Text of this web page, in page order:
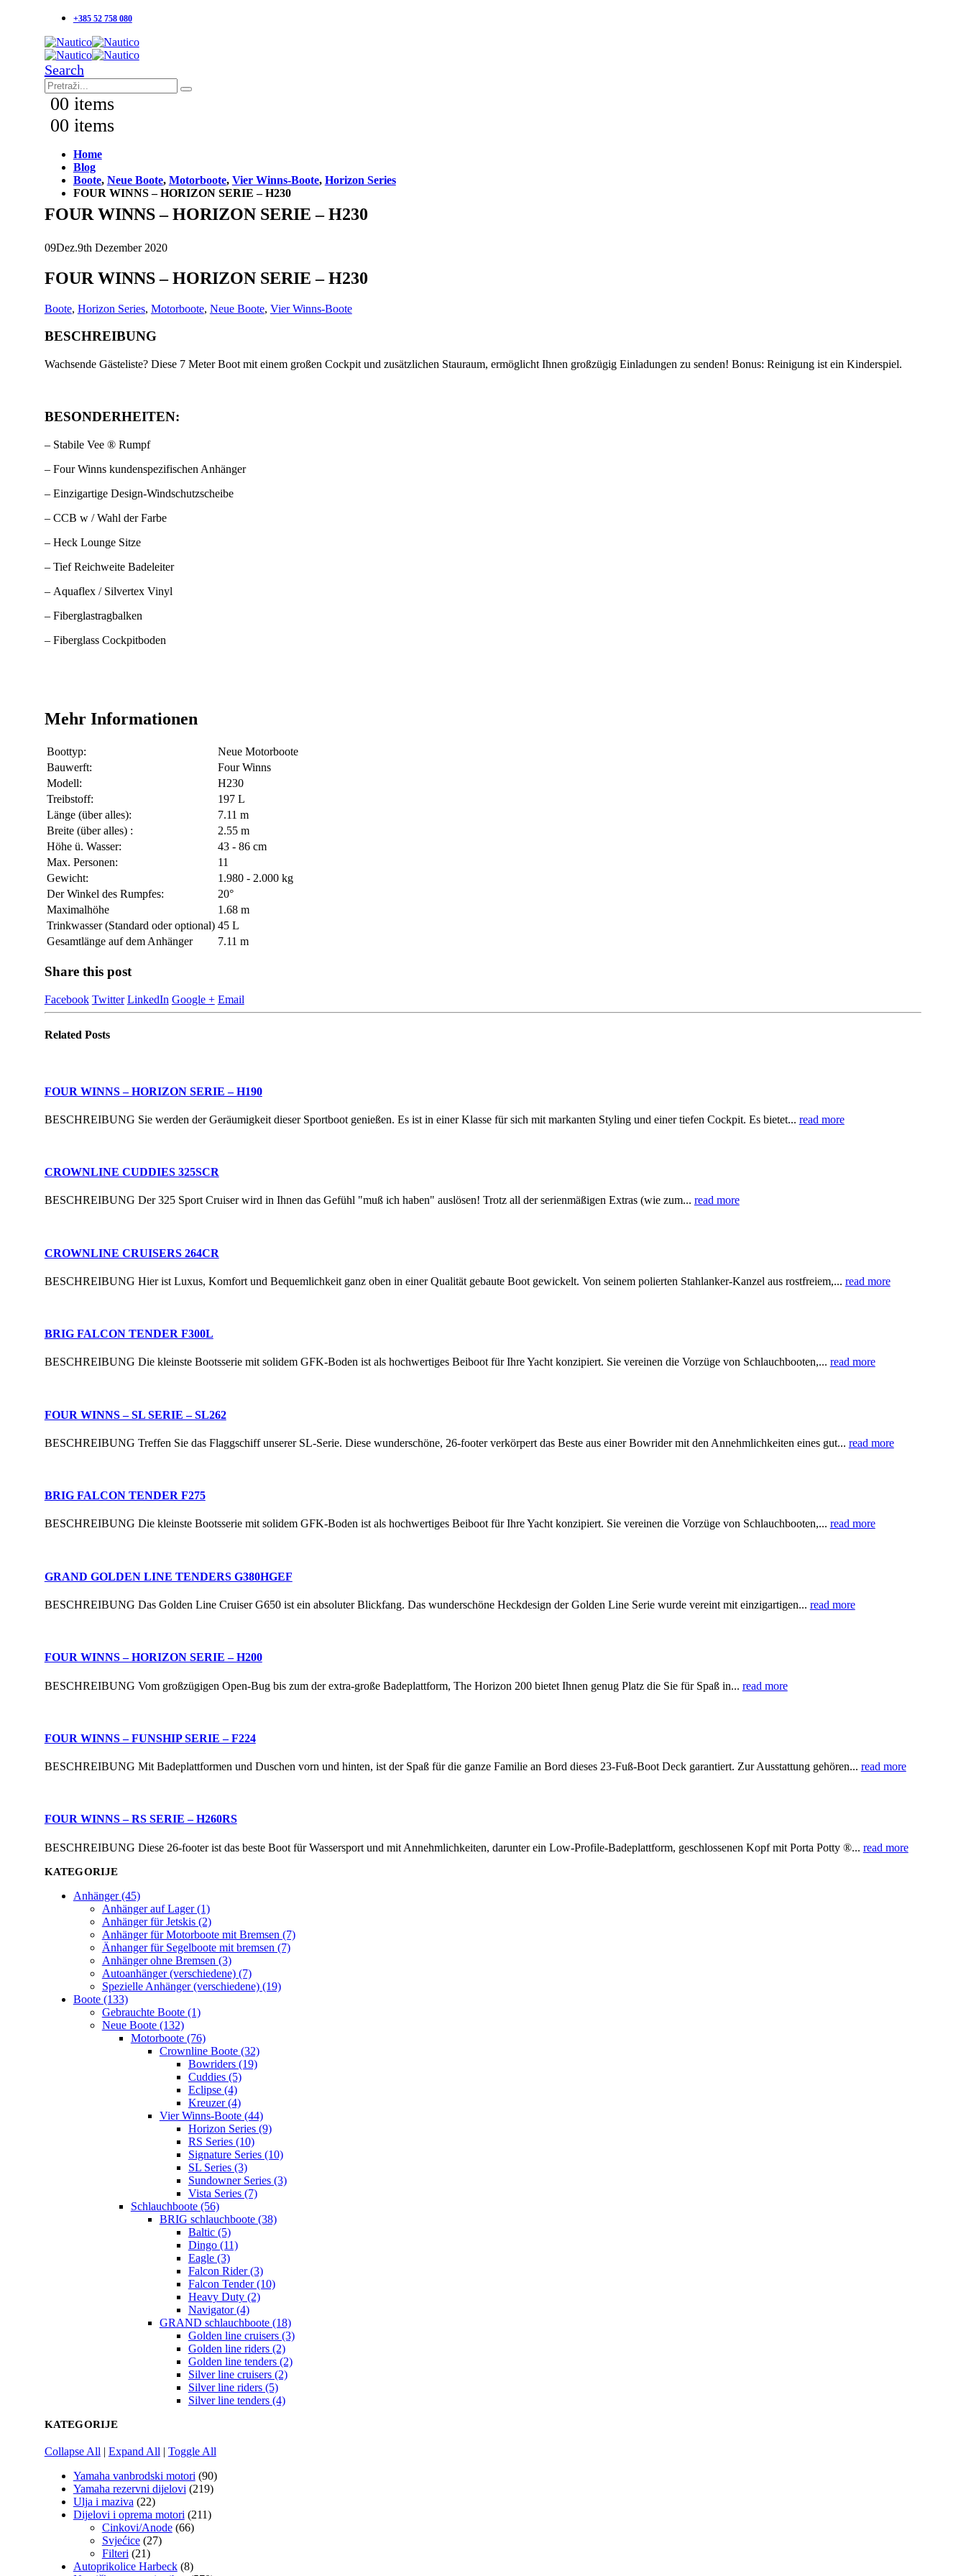
+385 52 758 080
Search
00 items
00 items
Home
Blog
Boote, Neue Boote, Motorboote, Vier Winns-Boote, Horizon Series
FOUR WINNS – HORIZON SERIE – H230
FOUR WINNS – HORIZON SERIE – H230
09Dez.9th Dezember 2020
FOUR WINNS – HORIZON SERIE – H230
Boote, Horizon Series, Motorboote, Neue Boote, Vier Winns-Boote
BESCHREIBUNG
Wachsende Gästeliste? Diese 7 Meter Boot mit einem großen Cockpit und zusätzlichen Stauraum, ermöglicht Ihnen großzügig Einladungen zu senden! Bonus: Reinigung ist ein Kinderspiel.
BESONDERHEITEN:
– Stabile Vee ® Rumpf
– Four Winns kundenspezifischen Anhänger
– Einzigartige Design-Windschutzscheibe
– CCB w / Wahl der Farbe
– Heck Lounge Sitze
– Tief Reichweite Badeleiter
– Aquaflex / Silvertex Vinyl
– Fiberglastragbalken
– Fiberglass Cockpitboden
Mehr Informationen
Boottyp:
Neue Motorboote
Bauwerft:
Four Winns
Modell:
H230
Treibstoff:
197 L
Länge (über alles):
7.11 m
Breite (über alles) :
2.55 m
Höhe ü. Wasser:
43 - 86 cm
Max. Personen:
11
Gewicht:
1.980 - 2.000 kg
Der Winkel des Rumpfes:
20°
Maximalhöhe
1.68 m
Trinkwasser (Standard oder optional) 45 L
Gesamtlänge auf dem Anhänger
7.11 m
Share this post
Facebook Twitter LinkedIn Google + Email
Related Posts
FOUR WINNS – HORIZON SERIE – H190
BESCHREIBUNG Sie werden der Geräumigkeit dieser Sportboot genießen. Es ist in einer Klasse für sich mit markanten Styling und einer tiefen Cockpit. Es bietet... read more
CROWNLINE CUDDIES 325SCR
BESCHREIBUNG Der 325 Sport Cruiser wird in Ihnen das Gefühl "muß ich haben" auslösen! Trotz all der serienmäßigen Extras (wie zum... read more
CROWNLINE CRUISERS 264CR
BESCHREIBUNG Hier ist Luxus, Komfort und Bequemlichkeit ganz oben in einer Qualität gebaute Boot gewickelt. Von seinem polierten Stahlanker-Kanzel aus rostfreiem,... read more
BRIG FALCON TENDER F300L
BESCHREIBUNG Die kleinste Bootsserie mit solidem GFK-Boden ist als hochwertiges Beiboot für Ihre Yacht konzipiert. Sie vereinen die Vorzüge von Schlauchbooten,... read more
FOUR WINNS – SL SERIE – SL262
BESCHREIBUNG Treffen Sie das Flaggschiff unserer SL-Serie. Diese wunderschöne, 26-footer verkörpert das Beste aus einer Bowrider mit den Annehmlichkeiten eines gut... read more
BRIG FALCON TENDER F275
BESCHREIBUNG Die kleinste Bootsserie mit solidem GFK-Boden ist als hochwertiges Beiboot für Ihre Yacht konzipiert. Sie vereinen die Vorzüge von Schlauchbooten,... read more
GRAND GOLDEN LINE TENDERS G380HGEF
BESCHREIBUNG Das Golden Line Cruiser G650 ist ein absoluter Blickfang. Das wunderschöne Heckdesign der Golden Line Serie wurde vereint mit einzigartigen... read more
FOUR WINNS – HORIZON SERIE – H200
BESCHREIBUNG Vom großzügigen Open-Bug bis zum der extra-große Badeplattform, The Horizon 200 bietet Ihnen genug Platz die Sie für Spaß in... read more
FOUR WINNS – FUNSHIP SERIE – F224
BESCHREIBUNG Mit Badeplattformen und Duschen vorn und hinten, ist der Spaß für die ganze Familie an Bord dieses 23-Fuß-Boot Deck garantiert. Zur Ausstattung gehören... read more
FOUR WINNS – RS SERIE – H260RS
BESCHREIBUNG Diese 26-footer ist das beste Boot für Wassersport und mit Annehmlichkeiten, darunter ein Low-Profile-Badeplattform, geschlossenen Kopf mit Porta Potty ®... read more
KATEGORIJE
Anhänger (45)
Anhänger auf Lager (1)
Anhänger für Jetskis (2)
Anhänger für Motorboote mit Bremsen (7)
Änhanger für Segelboote mit bremsen (7)
Anhänger ohne Bremsen (3)
Autoanhänger (verschiedene) (7)
Spezielle Anhänger (verschiedene) (19)
Boote (133)
Gebrauchte Boote (1)
Neue Boote (132)
Motorboote (76)
Crownline Boote (32)
Bowriders (19)
Cuddies (5)
Eclipse (4)
Kreuzer (4)
Vier Winns-Boote (44)
Horizon Series (9)
RS Series (10)
Signature Series (10)
SL Series (3)
Sundowner Series (3)
Vista Series (7)
Schlauchboote (56)
BRIG schlauchboote (38)
Baltic (5)
Dingo (11)
Eagle (3)
Falcon Rider (3)
Falcon Tender (10)
Heavy Duty (2)
Navigator (4)
GRAND schlauchboote (18)
Golden line cruisers (3)
Golden line riders (2)
Golden line tenders (2)
Silver line cruisers (2)
Silver line riders (5)
Silver line tenders (4)
KATEGORIJE
Collapse All | Expand All | Toggle All
Yamaha vanbrodski motori (90)
Yamaha rezervni dijelovi (219)
Ulja i maziva (22)
Dijelovi i oprema motori (211)
Cinkovi/Anode (66)
Svjećice (27)
Filteri (21)
Autoprikolice Harbeck (8)